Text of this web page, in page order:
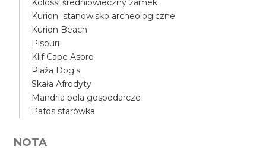
Kolossi średniowieczny zamek
Kurion stanowisko archeologiczne
Kurion Beach
Pisouri
Klif Cape Aspro
Plaża Dog's
Skała Afrodyty
Mandria pola gospodarcze
Pafos starówka
NOTA